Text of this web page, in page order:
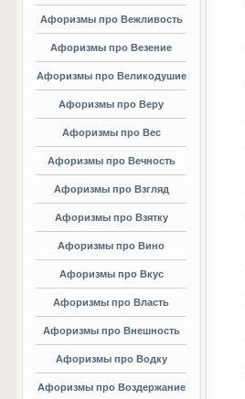
Афоризмы про Вежливость
Афоризмы про Везение
Афоризмы про Великодушие
Афоризмы про Веру
Афоризмы про Вес
Афоризмы про Вечность
Афоризмы про Взгляд
Афоризмы про Взятку
Афоризмы про Вино
Афоризмы про Вкус
Афоризмы про Власть
Афоризмы про Внешность
Афоризмы про Водку
Афоризмы про Воздержание